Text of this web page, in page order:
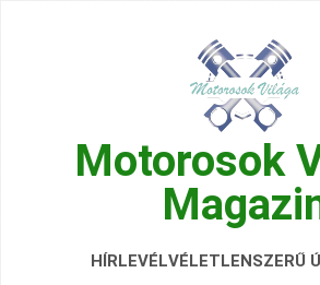
Motorosok
Hírek, Tesztek, Élmények Egy Helyen!
HÍRLEVÉLVÉLETLENSZERŰ